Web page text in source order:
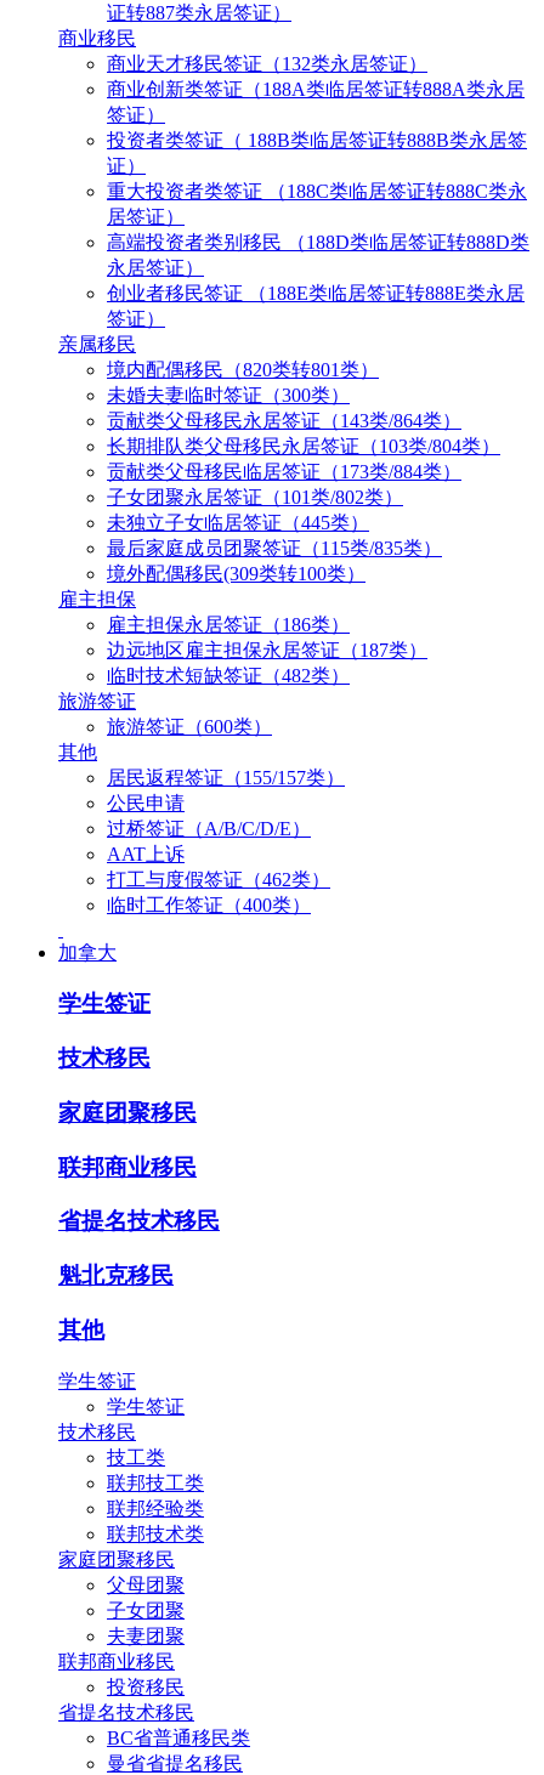
证转887类永居签证）
商业移民
商业天才移民签证（132类永居签证）
商业创新类签证（188A类临居签证转888A类永居
签证）
投资者类签证（ 188B类临居签证转888B类永居签
证）
重大投资者类签证 （188C类临居签证转888C类永
居签证）
高端投资者类别移民 （188D类临居签证转888D类
永居签证）
创业者移民签证 （188E类临居签证转888E类永居
签证）
亲属移民
境内配偶移民（820类转801类）
未婚夫妻临时签证（300类）
贡献类父母移民永居签证（143类/864类）
长期排队类父母移民永居签证（103类/804类）
贡献类父母移民临居签证（173类/884类）
子女团聚永居签证（101类/802类）
未独立子女临居签证（445类）
最后家庭成员团聚签证（115类/835类）
境外配偶移民(309类转100类）
雇主担保
雇主担保永居签证（186类）
边远地区雇主担保永居签证（187类）
临时技术短缺签证（482类）
旅游签证
旅游签证（600类）
其他
居民返程签证（155/157类）
公民申请
过桥签证（A/B/C/D/E）
AAT上诉
打工与度假签证（462类）
临时工作签证（400类）
加拿大
学生签证
技术移民
家庭团聚移民
联邦商业移民
省提名技术移民
魁北克移民
其他
学生签证
学生签证
技术移民
技工类
联邦技工类
联邦经验类
联邦技术类
家庭团聚移民
父母团聚
子女团聚
夫妻团聚
联邦商业移民
投资移民
省提名技术移民
BC省普通移民类
曼省省提名移民